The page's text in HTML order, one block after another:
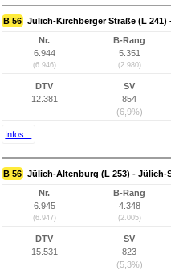
B 56 Jülich-Kirchberger Straße (L
Nr.
6.944
(6.946)
B-Rang
5.351
(2.980)
DTV
12.381
SV
854
(6,9%)
Infos...
B 56 Jülich-Altenburg (L 253) - Jülich-
Nr.
6.945
(6.947)
B-Rang
4.348
(2.005)
DTV
15.531
SV
823
(5,3%)